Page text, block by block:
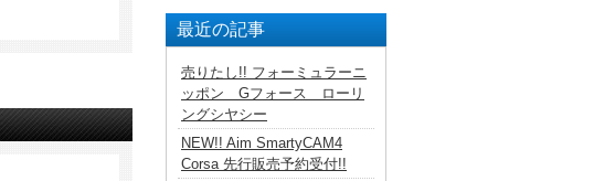
最近の記事
売りたし!! フォーミュラーニ
ッポン Gフォース ローリ
ングシヤシー
NEW!! Aim SmartyCAM4
Corsa 先行販売予約受付!!